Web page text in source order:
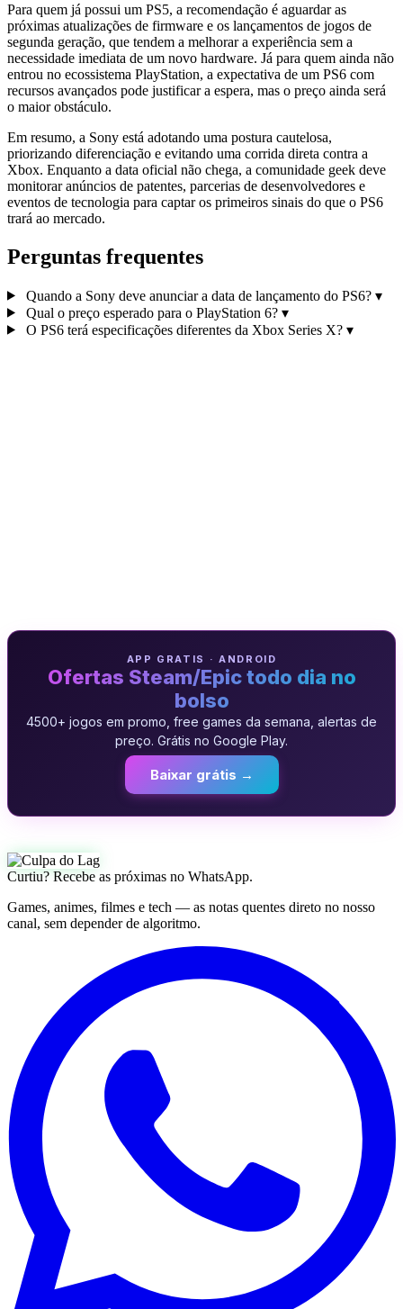
Para quem já possui um PS5, a recomendação é aguardar as
próximas atualizações de firmware e os lançamentos de jogos de
segunda geração, que tendem a melhorar a experiência sem a
necessidade imediata de um novo hardware. Já para quem ainda não
entrou no ecossistema PlayStation, a expectativa de um PS6 com
recursos avançados pode justificar a espera, mas o preço ainda será
o maior obstáculo.
Em resumo, a Sony está adotando uma postura cautelosa,
priorizando diferenciação e evitando uma corrida direta contra a
Xbox. Enquanto a data oficial não chega, a comunidade geek deve
monitorar anúncios de patentes, parcerias de desenvolvedores e
eventos de tecnologia para captar os primeiros sinais do que o PS6
trará ao mercado.
Perguntas frequentes
Quando a Sony deve anunciar a data de lançamento do PS6? ▾
Qual o preço esperado para o PlayStation 6? ▾
O PS6 terá especificações diferentes da Xbox Series X? ▾
APP GRATIS · ANDROID
Ofertas Steam/Epic todo dia no
bolso
4500+ jogos em promo, free games da semana, alertas de
preço. Grátis no Google Play.
Baixar grátis →
Curtiu? Recebe as próximas no WhatsApp.
Games, animes, filmes e tech — as notas quentes direto no nosso
canal, sem depender de algoritmo.